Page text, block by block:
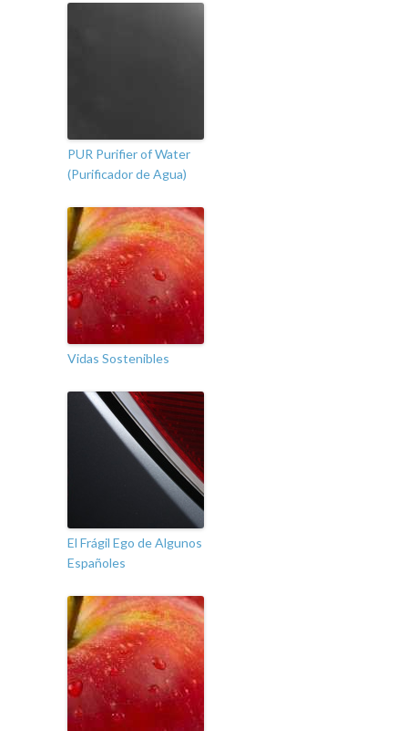
PUR Purifier of Water
(Purificador de Agua)
Vidas Sostenibles
El Frágil Ego de Algunos
Españoles